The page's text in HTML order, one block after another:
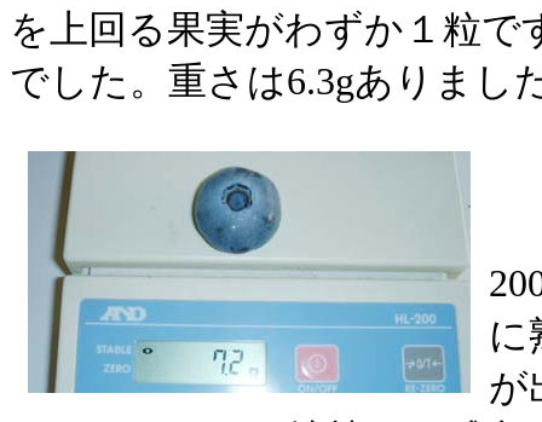
を上回る果実がわずか１粒で
でした。重さは6.3gありまし
に
が